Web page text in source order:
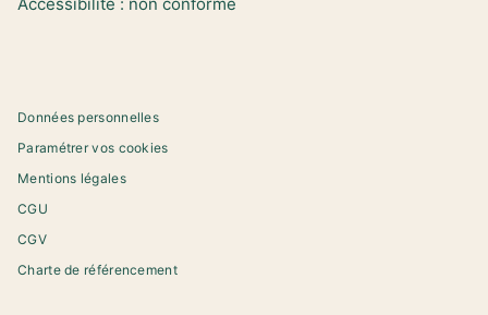
Données personnelles
Paramétrer vos cookies
Mentions légales
CGU
CGV
Charte de référencement